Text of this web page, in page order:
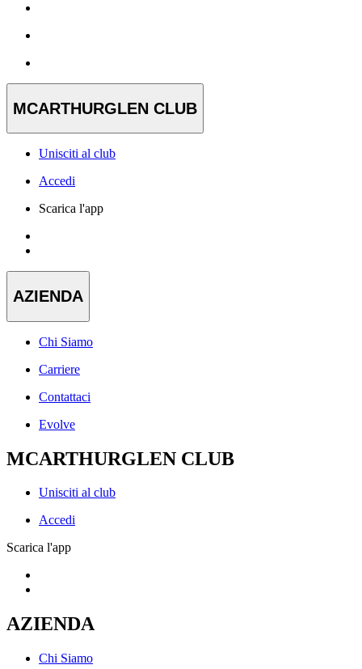
MCARTHURGLEN CLUB
Unisciti al club
Accedi
Scarica l'app
AZIENDA
Chi Siamo
Carriere
Contattaci
Evolve
MCARTHURGLEN CLUB
Unisciti al club
Accedi
Scarica l'app
AZIENDA
Chi Siamo